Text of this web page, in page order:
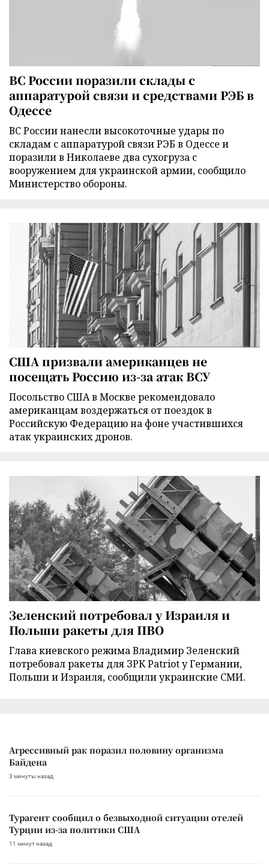
ВС России поразили склады с
аппаратурой связи и средствами РЭБ в
Одессе
ВС России нанесли высокоточные удары по
складам с аппаратурой связи РЭБ в Одессе и
поразили в Николаеве два сухогруза с
вооружением для украинской армии, сообщило
Министерство обороны.
США призвали американцев не
посещать Россию из-за атак ВСУ
Посольство США в Москве рекомендовало
американцам воздержаться от поездок в
Российскую Федерацию на фоне участившихся
атак украинских дронов.
Зеленский потребовал у Израиля и
Польши ракеты для ПВО
Глава киевского режима Владимир Зеленский
потребовал ракеты для ЗРК Patriot у Германии,
Польши и Израиля, сообщили украинские СМИ.
Агрессивный рак поразил половину организма
Байдена
3 минуты назад
Турагент сообщил о безвыходной ситуации отелей
Турции из-за политики США
11 минут назад